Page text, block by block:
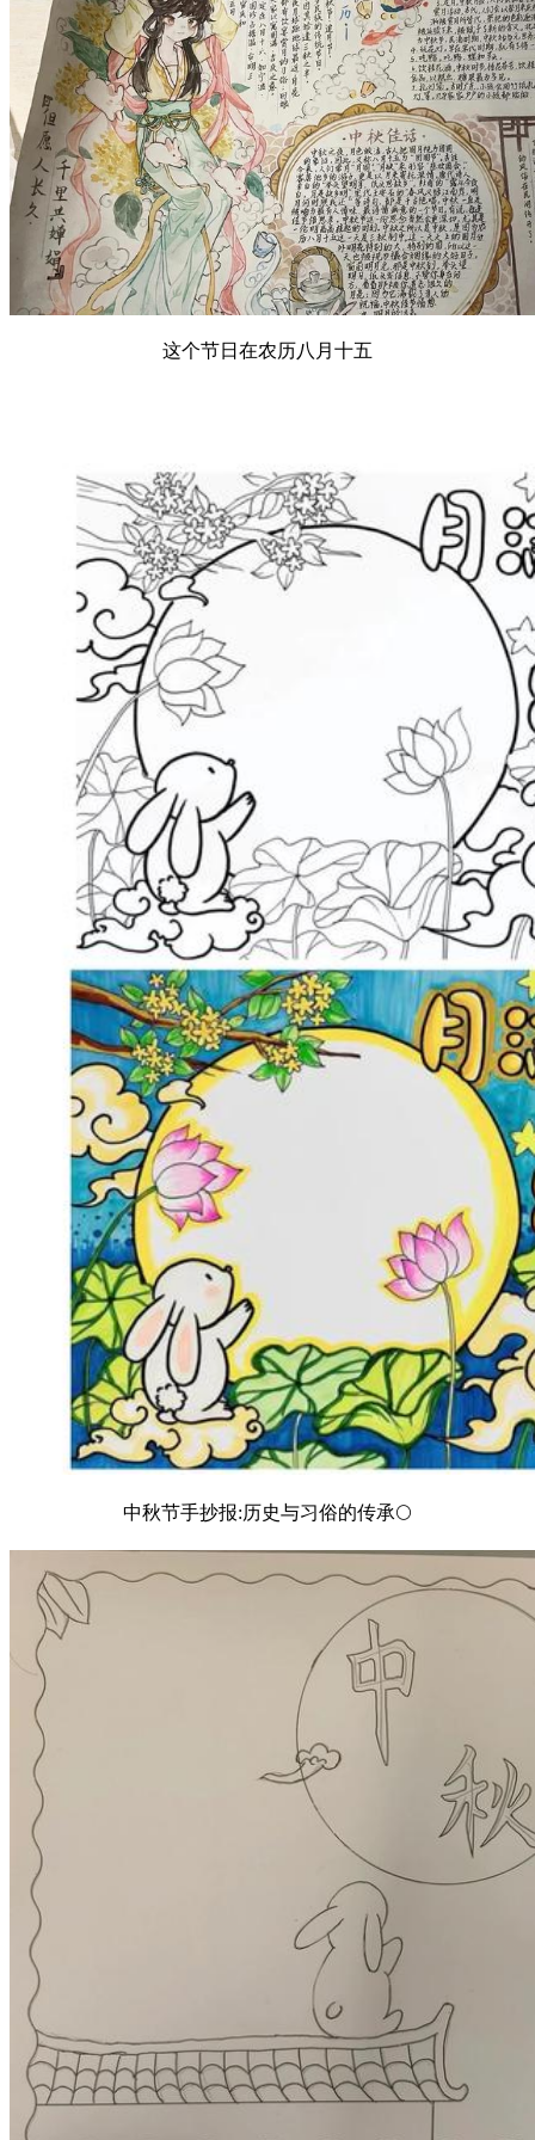
这个节日在农历八月十五
中秋节手抄报:历史与习俗的传承🌕